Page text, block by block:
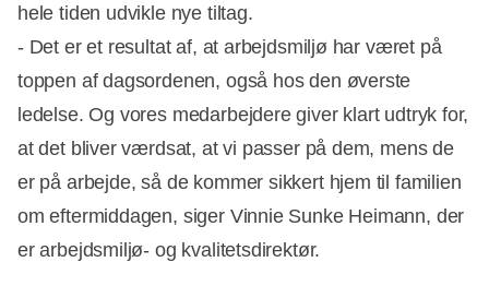
hele tiden udvikle nye tiltag.
- Det er et resultat af, at arbejdsmiljø har været på
toppen af dagsordenen, også hos den øverste
ledelse. Og vores medarbejdere giver klart udtryk for,
at det bliver værdsat, at vi passer på dem, mens de
er på arbejde, så de kommer sikkert hjem til familien
om eftermiddagen, siger Vinnie Sunke Heimann, der
er arbejdsmiljø- og kvalitetsdirektør.